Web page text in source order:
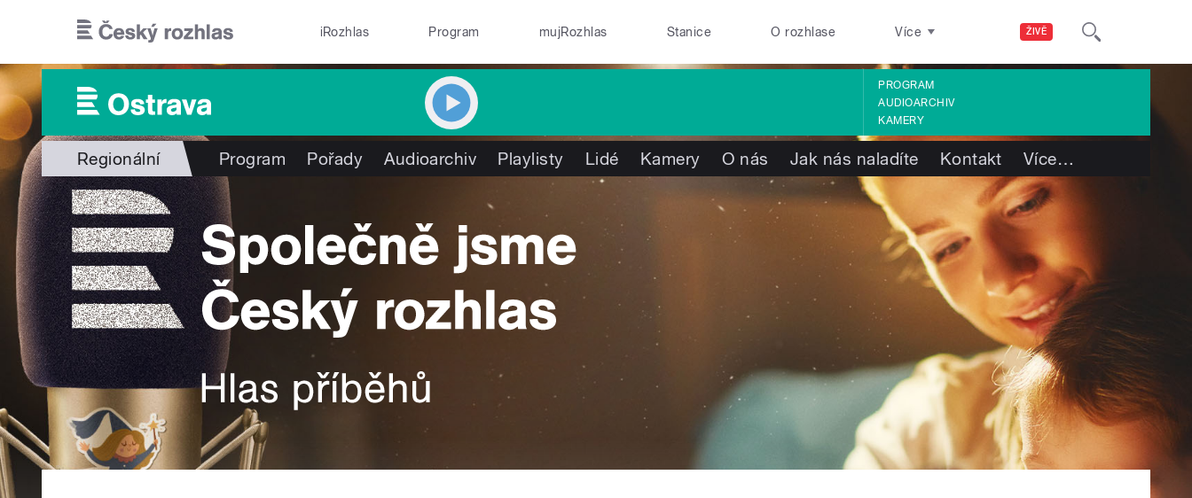
ŽIVĚ
iRozhlas Program mujRozhlas Stanice O rozhlase Více
PROGRAM
AUDIOARCHIV
KAMERY
Regionální Program Pořady Audioarchiv Playlisty Lidé Kamery O nás Jak nás naladíte Kontakt Více…